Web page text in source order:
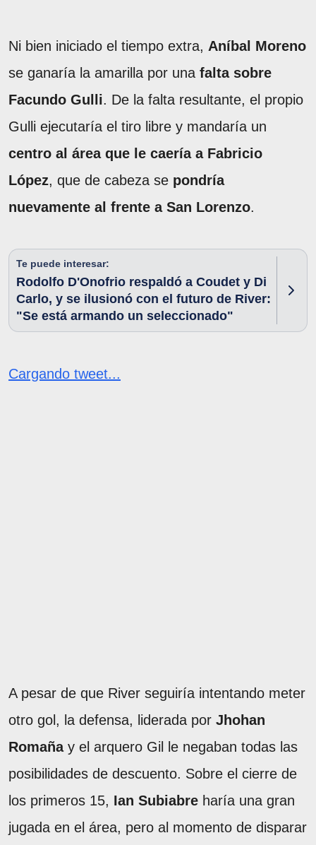
Ni bien iniciado el tiempo extra, Aníbal Moreno
se ganaría la amarilla por una falta sobre
Facundo Gulli. De la falta resultante, el propio
Gulli ejecutaría el tiro libre y mandaría un
centro al área que le caería a Fabricio
López, que de cabeza se pondría
nuevamente al frente a San Lorenzo.
Te puede interesar:
Rodolfo D'Onofrio respaldó a Coudet y Di
Carlo, y se ilusionó con el futuro de River:
"Se está armando un seleccionado"
Cargando tweet...
A pesar de que River seguiría intentando meter
otro gol, la defensa, liderada por Jhohan
Romañay el arquero Gil le negaban todas las
posibilidades de descuento. Sobre el cierre de
los primeros 15, Ian Subiabre haría una gran
jugada en el área, pero al momento de disparar